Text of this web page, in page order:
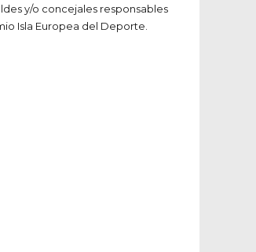
y/o concejales responsables
Isla Europea del Deporte.